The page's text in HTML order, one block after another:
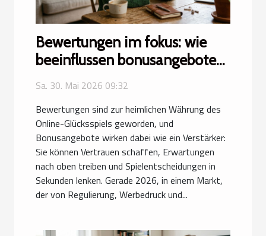
Bewertungen im fokus: wie
beeinflussen bonusangebote
mein spielverhalten wirklich
Sa. 30. Mai 2026 09:32
Bewertungen sind zur heimlichen Währung des
Online-Glücksspiels geworden, und
Bonusangebote wirken dabei wie ein Verstärker:
Sie können Vertrauen schaffen, Erwartungen
nach oben treiben und Spielentscheidungen in
Sekunden lenken. Gerade 2026, in einem Markt,
der von Regulierung, Werbedruck und...